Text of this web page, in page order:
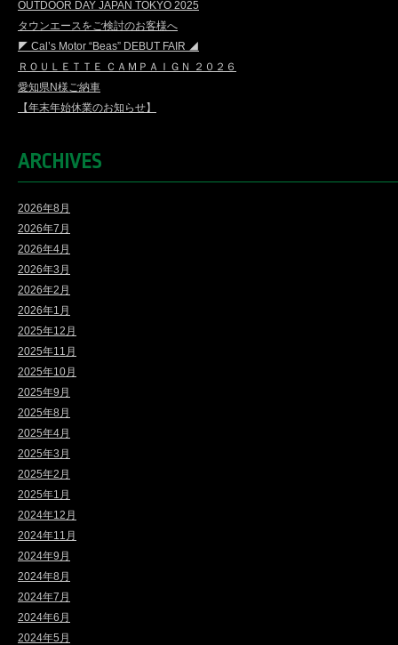
OUTDOOR DAY JAPAN TOKYO 2025
タウンエースをご検討のお客様へ
◤ Cal’s Motor “Beas” DEBUT FAIR ◢
ＲＯＵＬＥＴＴＥ ＣＡＭＰＡＩＧＮ ２０２６
愛知県N様ご納車
【年末年始休業のお知らせ】
ARCHIVES
2026年8月
2026年7月
2026年4月
2026年3月
2026年2月
2026年1月
2025年12月
2025年11月
2025年10月
2025年9月
2025年8月
2025年4月
2025年3月
2025年2月
2025年1月
2024年12月
2024年11月
2024年9月
2024年8月
2024年7月
2024年6月
2024年5月